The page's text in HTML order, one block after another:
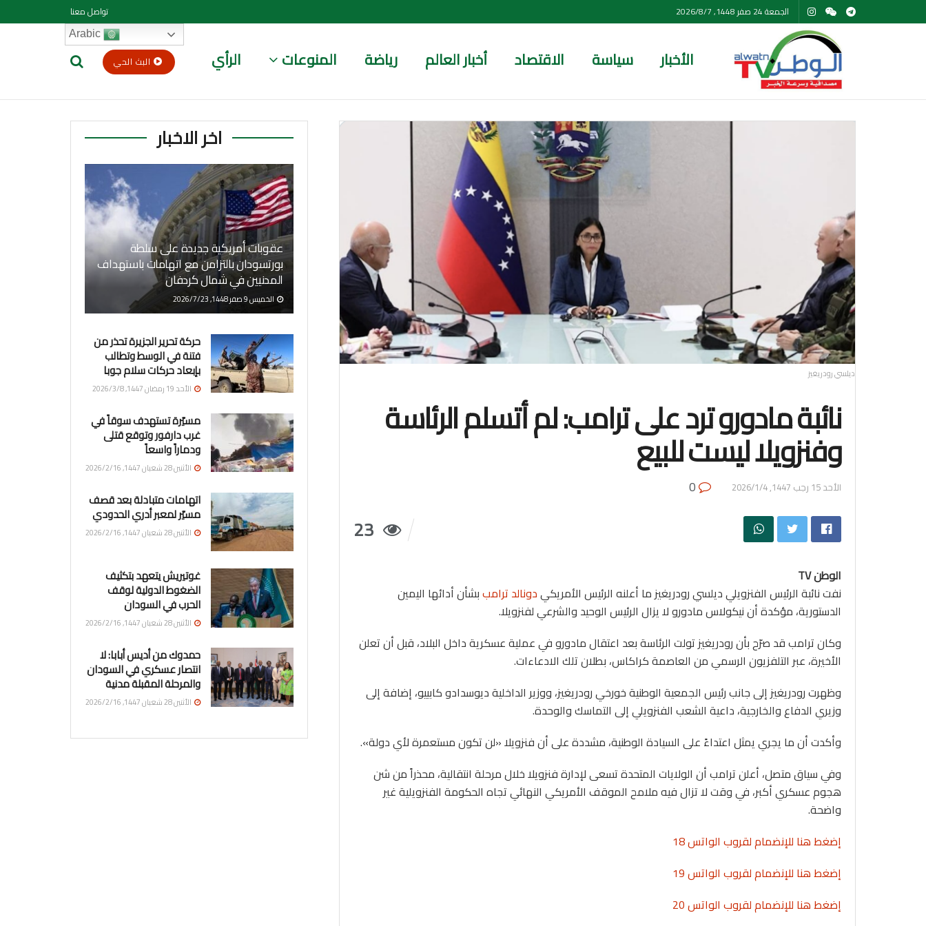
الجمعة 24 صفر 1448, 2026/8/7 تواصل معنا
الأخبار سياسة الاقتصاد أخبار العالم رياضة المنوعات الرأي البث الحي
ديلسي رودريغيز
نائبة مادورو ترد على ترامب: لم أتسلم الرئاسة
وفنزويلا ليست للبيع
الأحد 15 رجب 1447, 2026/1/4
23
الوطن TV
نفت نائبة الرئيس الفنزويلي ديلسي رودريغيز ما أعلنه الرئيس الأمريكيدونالد ترامببشأن أدائها اليمين
الدستورية، مؤكدة أن نيكولاس مادورو لا يزال الرئيس الوحيد والشرعي لفنزويلا.
وكان ترامب قد صرّح بأن رودريغيز تولت الرئاسة بعد اعتقال مادورو في عملية عسكرية داخل البلاد، قبل أن تعلن
الأخيرة، عبر التلفزيون الرسمي من العاصمة كراكاس، بطلان تلك الادعاءات.
وظهرت رودريغيز إلى جانب رئيس الجمعية الوطنية خورخي رودريغيز، ووزير الداخلية ديوسدادو كابييو، إضافة إلى
وزيري الدفاع والخارجية، داعية الشعب الفنزويلي إلى التماسك والوحدة.
وأكدت أن ما يجري يمثل اعتداءً على السيادة الوطنية، مشددة على أن فنزويلا «لن تكون مستعمرة لأي دولة».
وفي سياق متصل، أعلن ترامب أن الولايات المتحدة تسعى لإدارة فنزويلا خلال مرحلة انتقالية، محذراً من شن
هجوم عسكري أكبر، في وقت لا تزال فيه ملامح الموقف الأمريكي النهائي تجاه الحكومة الفنزويلية غير
واضحة.
إضغط هنا للإنضمام لقروب الواتس 18
إضغط هنا للإنضمام لقروب الواتس 19
إضغط هنا للإنضمام لقروب الواتس 20
اخر الاخبار
عقوبات أمريكية جديدة على سلطة
بورتسودان بالتزامن مع اتهامات باستهداف
المدنيين في شمال كردفان
الخميس 9 صفر 1448, 2026/7/23
حركة تحرير الجزيرة تحذر من
فتنة في الوسط وتطالب
بإبعاد حركات سلام جوبا
الأحد 19 رمضان 1447, 2026/3/8
مسيّرة تستهدف سوقاً في
غرب دارفور وتوقع قتلى
ودماراً واسعاً
الأثنين 28 شعبان 1447, 2026/2/16
اتهامات متبادلة بعد قصف
مسيّر لمعبر أدري الحدودي
الأثنين 28 شعبان 1447, 2026/2/16
غوتيريش يتعهد بتكثيف
الضغوط الدولية لوقف
الحرب في السودان
الأثنين 28 شعبان 1447, 2026/2/16
حمدوك من أديس أبابا: لا
انتصار عسكري في السودان
والمرحلة المقبلة مدنية
الأثنين 28 شعبان 1447, 2026/2/16